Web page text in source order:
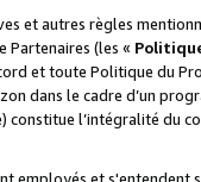
et autres règles
(les «
et toute Politique du
dans le cadre d’un
constitue l’intégralité du